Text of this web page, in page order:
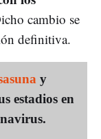
cambio se
definitiva.
y
estadios en